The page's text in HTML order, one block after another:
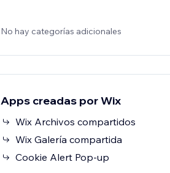
No hay categorías adicionales
Apps creadas por Wix
Wix Archivos compartidos
Wix Galería compartida
Cookie Alert Pop-up